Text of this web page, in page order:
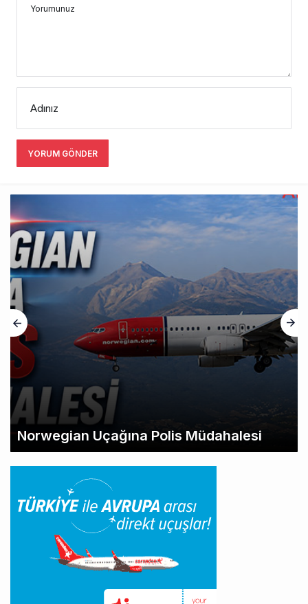
Yorumunuz
Adınız
YORUM GÖNDER
Norwegian Uçağına Polis Müdahalesi